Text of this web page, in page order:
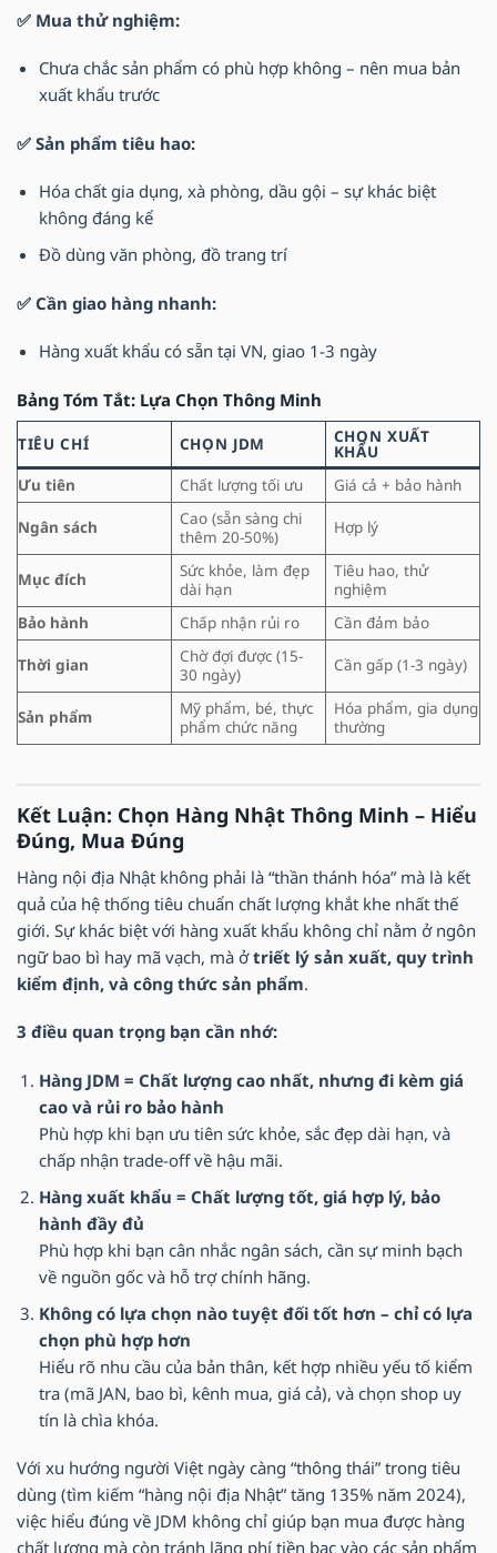
✅ Mua thử nghiệm:
Chưa chắc sản phẩm có phù hợp không – nên mua bản
xuất khẩu trước
✅ Sản phẩm tiêu hao:
Hóa chất gia dụng, xà phòng, dầu gội – sự khác biệt
không đáng kể
Đồ dùng văn phòng, đồ trang trí
✅ Cần giao hàng nhanh:
Hàng xuất khẩu có sẵn tại VN, giao 1-3 ngày
Bảng Tóm Tắt: Lựa Chọn Thông Minh
TIÊU CHÍ CHỌN JDM CHỌN XUẤT
KHẨU
Ưu tiên
Chất lượng tối ưu Giá cả + bảo hành
Ngân sách
Cao (sẵn sàng chi
thêm 20-50%)
Hợp lý
Mục đích
Sức khỏe, làm đẹp
dài hạn
Tiêu hao, thử
nghiệm
Bảo hành
Chấp nhận rủi ro Cần đảm bảo
Thời gian
Chờ đợi được (15-
30 ngày)
Cần gấp (1-3 ngày)
Sản phẩm
Mỹ phẩm, bé, thực
phẩm chức năng
Hóa phẩm, gia dụng
thường
Kết Luận: Chọn Hàng Nhật Thông Minh – Hiểu
Đúng, Mua Đúng
Hàng nội địa Nhật không phải là “thần thánh hóa” mà là kết
quả của hệ thống tiêu chuẩn chất lượng khắt khe nhất thế
giới. Sự khác biệt với hàng xuất khẩu không chỉ nằm ở ngôn
ngữ bao bì hay mã vạch, mà ởtriết lý sản xuất, quy trình
kiểm định, và công thức sản phẩm.
3 điều quan trọng bạn cần nhớ:
Hàng JDM = Chất lượng cao nhất, nhưng đi kèm giá
cao và rủi ro bảo hành
Phù hợp khi bạn ưu tiên sức khỏe, sắc đẹp dài hạn, và
chấp nhận trade-off về hậu mãi.
Hàng xuất khẩu = Chất lượng tốt, giá hợp lý, bảo
hành đầy đủ
Phù hợp khi bạn cân nhắc ngân sách, cần sự minh bạch
về nguồn gốc và hỗ trợ chính hãng.
Không có lựa chọn nào tuyệt đối tốt hơn – chỉ có lựa
chọn phù hợp hơn
Hiểu rõ nhu cầu của bản thân, kết hợp nhiều yếu tố kiểm
tra (mã JAN, bao bì, kênh mua, giá cả), và chọn shop uy
tín là chìa khóa.
Với xu hướng người Việt ngày càng “thông thái” trong tiêu
dùng (tìm kiếm “hàng nội địa Nhật” tăng 135% năm 2024),
việc hiểu đúng về JDM không chỉ giúp bạn mua được hàng
chất lượng mà còn tránh lãng phí tiền bạc vào các sản phẩm